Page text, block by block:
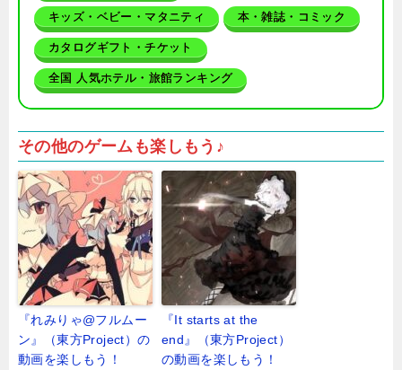
キッズ・ベビー・マタニティ 本・雑誌・コミック
カタログギフト・チケット
全国 人気ホテル・旅館ランキング
その他のゲームも楽しもう♪
『れみりゃ@フルムー
ン』（東方Project）の
動画を楽しもう！
『It starts at the
end』（東方Project）
の動画を楽しもう！